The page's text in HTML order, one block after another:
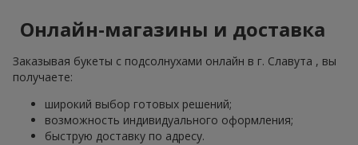
Онлайн-магазины и доставка
Заказывая букеты с подсолнухами онлайн в г. Славута , вы
получаете:
широкий выбор готовых решений;
возможность индивидуального оформления;
быструю доставку по адресу.